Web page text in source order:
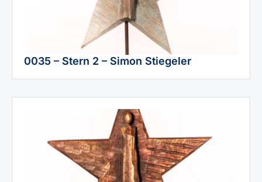
0035 – Stern 2 – Simon Stiegeler